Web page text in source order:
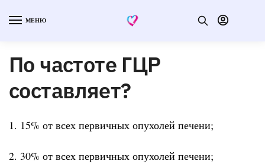
МЕНЮ
По частоте ГЦР
составляет?
1. 15% от всех первичных опухолей печени;
2. 30% от всех первичных опухолей печени;